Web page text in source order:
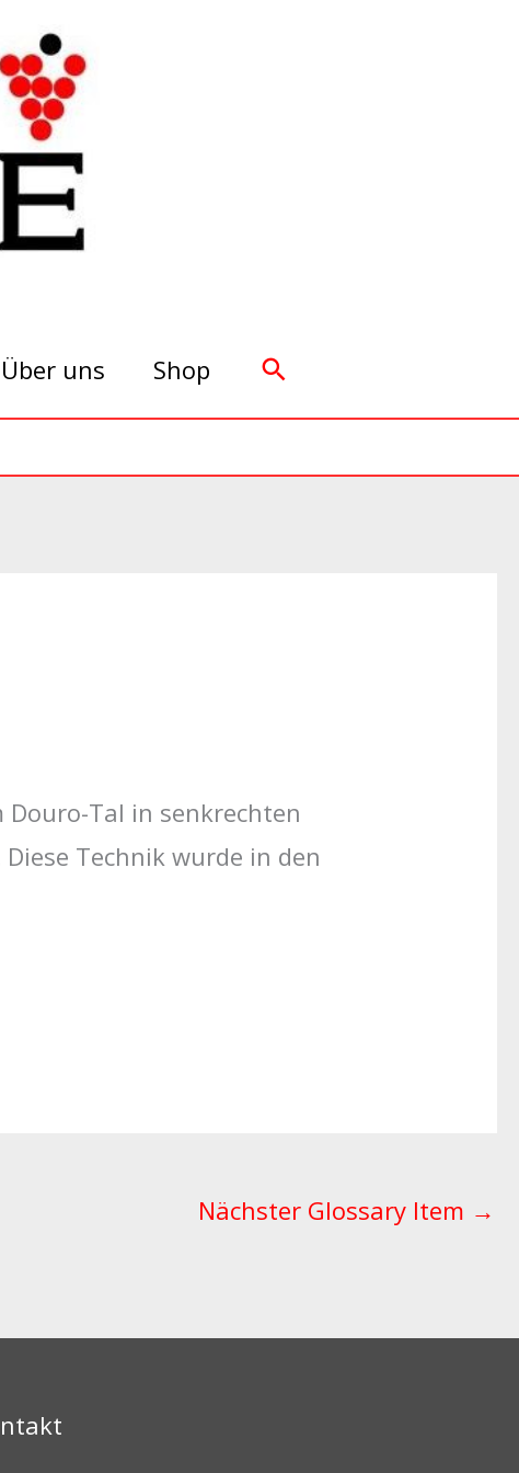
Über uns Shop Suchen
Douro-Tal in senkrechten
Technik wurde in den
Nächster Glossary Item →